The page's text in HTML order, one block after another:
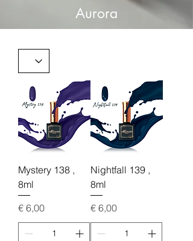
Aurora
Mystery 138 ,
8ml
Preis
€ 6,00
Nightfall 139 ,
8ml
Preis
€ 6,00